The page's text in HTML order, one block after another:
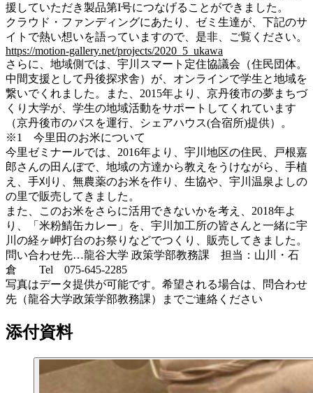
援していただき製品第I号につなげることができました。
クラウド・ファンディングにあたり、ゼミ生達が、下記のサ
イトで熱い想いを語っていますので、是非、ご覧ください。
https://motion-gallery.net/projects/2020_5_ukawa
さらに、地域側では、宇川スマート定住協議会（住民団体。
中間支援として丹後探求舎）が、オンラインで学生と地域を
繋いでくれました。また、2015年より、京丹後市の夢まちづ
くり大学が、学生の地域活動をサポートしてくれています
（京丹後市のバスを運行、シェアハウス(合宿所)提供）。
※1 今里田のお米について
今里ゼミナールでは、2016年より、宇川地区の住民、戸根嘉
郎さんの田んぼで、地域の方達から教えをうけながら、手植
え、手刈り、無農薬のお米を作り、生協や、宇川温泉よしの
の里で販売してきました。
また、このお米をさらに活用できないかを考え、2018年よ
り、「米粉鯖缶カレー」を、宇川加工所の皆さんと一緒に宇
川の経ヶ岬灯台のお祭りなどでつくり、販売してきました。
問い合わせ先…龍谷大学 政策学部教務課 担当：山川・石
倉 Tel 075-645-2285
写真はデータ提供が可能です。希望される場合は、問合わせ
先（龍谷大学政策学部教務課）までご連絡ください
添付資料